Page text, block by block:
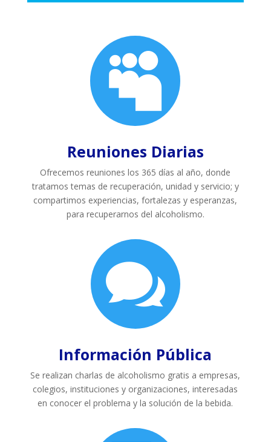

Reuniones Diarias
Ofrecemos reuniones los 365 días al año, donde
tratamos temas de recuperación, unidad y servicio; y
compartimos experiencias, fortalezas y esperanzas,
para recuperarnos del alcoholismo.

Información Pública
Se realizan charlas de alcoholismo gratis a empresas,
colegios, instituciones y organizaciones, interesadas
en conocer el problema y la solución de la bebida.